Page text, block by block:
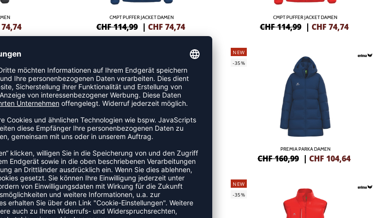
74,74
CMPT PUFFER JACKET DAMEN
CHF 114,99 | CHF 74,74
CMPT PUFFER JACKET DAMEN
CHF 114,99 | CHF 74,74
74,74 CHF 160,99 |CHF104,64
NEW
-35%
PREMIA PARKA DAMEN
CHF 160,99 | CHF 104,64
NEW
-35%
NEW
-35%